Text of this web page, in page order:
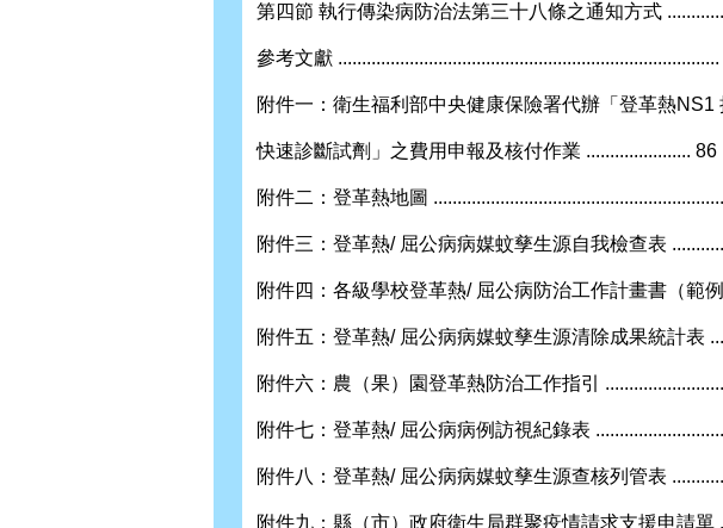
第四節 執行傳染病防治法第三十八條之通知方式
參考文獻
附件一：衛生福利部中央健康保險署代辦「登革熱NS1
快速診斷試劑」之費用申報及核付作業 ...................... 86
附件二：登革熱地圖
附件三：登革熱/ 屈公病病媒蚊孳生源自我檢查表
附件四：各級學校登革熱/ 屈公病防治工作計畫書（範
附件五：登革熱/ 屈公病病媒蚊孳生源清除成果統計表
附件六：農（果）園登革熱防治工作指引
附件七：登革熱/ 屈公病病例訪視紀錄表
附件八：登革熱/ 屈公病病媒蚊孳生源查核列管表
附件九：縣（市）政府衛生局群聚疫情請求支援申請單